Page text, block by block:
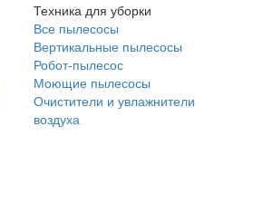
Техника для уборки
Все пылесосы
Вертикальные пылесосы
Робот-пылесос
Моющие пылесосы
Очистители и увлажнители
воздуха